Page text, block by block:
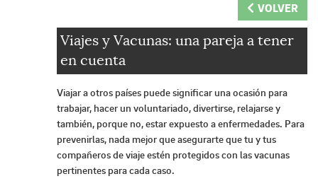
VOLVER
Viajes y Vacunas: una pareja a tener
en cuenta
Viajar a otros países puede significar una ocasión para
trabajar, hacer un voluntariado, divertirse, relajarse y
también, porque no, estar expuesto a enfermedades. Para
prevenirlas, nada mejor que asegurarte que tu y tus
compañeros de viaje estén protegidos con las vacunas
pertinentes para cada caso.